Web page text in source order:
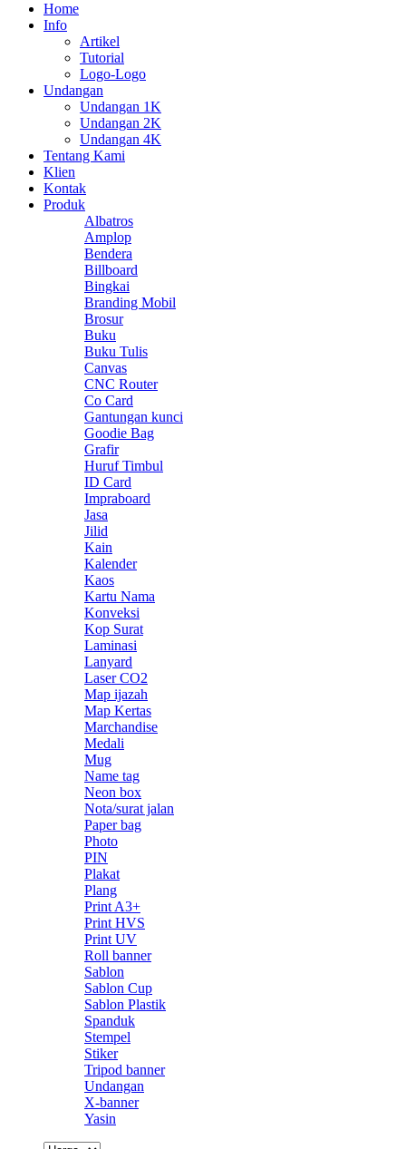
Home
Info
Artikel
Tutorial
Logo-Logo
Undangan
Undangan 1K
Undangan 2K
Undangan 4K
Tentang Kami
Klien
Kontak
Produk
Albatros
Amplop
Bendera
Billboard
Bingkai
Branding Mobil
Brosur
Buku
Buku Tulis
Canvas
CNC Router
Co Card
Gantungan kunci
Goodie Bag
Grafir
Huruf Timbul
ID Card
Impraboard
Jasa
Jilid
Kain
Kalender
Kaos
Kartu Nama
Konveksi
Kop Surat
Laminasi
Lanyard
Laser CO2
Map ijazah
Map Kertas
Marchandise
Medali
Mug
Name tag
Neon box
Nota/surat jalan
Paper bag
Photo
PIN
Plakat
Plang
Print A3+
Print HVS
Print UV
Roll banner
Sablon
Sablon Cup
Sablon Plastik
Spanduk
Stempel
Stiker
Tripod banner
Undangan
X-banner
Yasin